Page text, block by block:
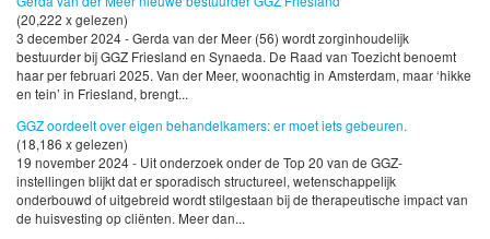
(20,222 x gelezen)
3 december 2024 - Gerda van der Meer (56) wordt zorginhoudelijk
bestuurder bij GGZ Friesland en Synaeda. De Raad van Toezicht benoemt
haar per februari 2025. Van der Meer, woonachtig in Amsterdam, maar ‘hikke
en tein’ in Friesland, brengt...
GGZ oordeelt over eigen behandelkamers: er moet iets gebeuren.
(18,186 x gelezen)
19 november 2024 - Uit onderzoek onder de Top 20 van de GGZ-
instellingen blijkt dat er sporadisch structureel, wetenschappelijk
onderbouwd of uitgebreid wordt stilgestaan bij de therapeutische impact van
de huisvesting op cliënten. Meer dan...